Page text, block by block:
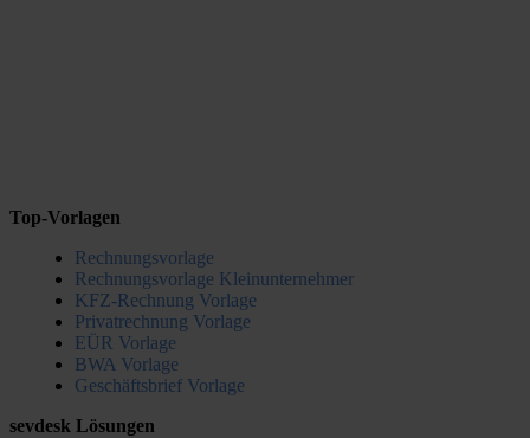
Top-Vorlagen
Rechnungsvorlage
Rechnungsvorlage Kleinunternehmer
KFZ-Rechnung Vorlage
Privatrechnung Vorlage
EÜR Vorlage
BWA Vorlage
Geschäftsbrief Vorlage
sevdesk Lösungen